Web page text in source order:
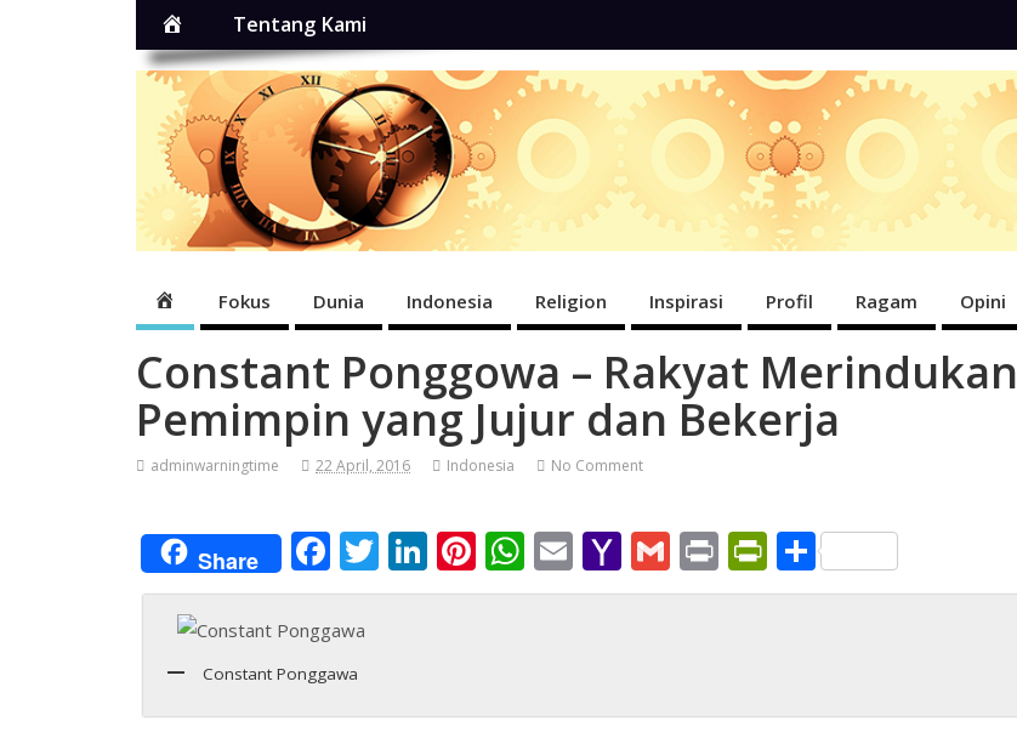
HomeTentang Kami
HomeFokus Dunia Indonesia Religion Inspirasi Profil Ragam Opini
Constant Ponggowa – Rakyat Merindukan
Pemimpin yang Jujur dan Bekerja
adminwarningtime 22 April, 2016 Indonesia No Comment
Share F
ac
e
b
o
T
w
Li
n
dI
Pi
nt
st
W
h
A
E
m
Y
a
o
G
m
Pr
in
Pr
in
e
S
h
Constant Ponggawa